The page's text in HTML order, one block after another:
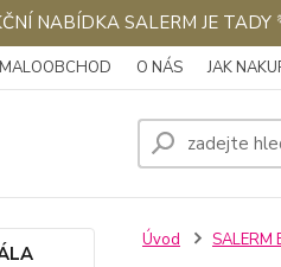
NABÍDKA SALERM JE TADY
MALOOBCHOD O NÁS JAK
Úvod SALERM